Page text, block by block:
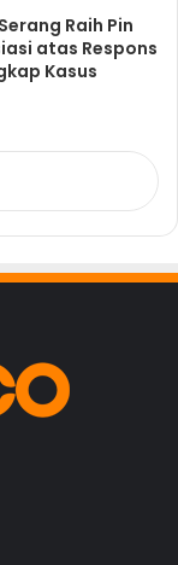
Raih Pin
atas Respons
Kasus